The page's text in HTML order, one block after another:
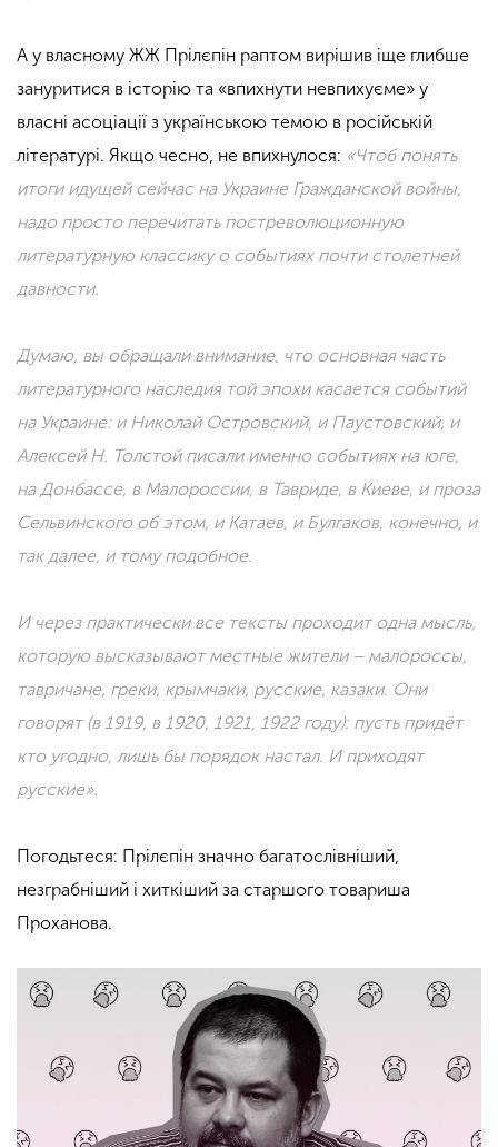
А у власному ЖЖ Прілєпін раптом вирішив іще глибше
зануритися в історію та «впихнути невпихуєме» у
власні асоціації з українською темою в російській
літературі. Якщо чесно, не впихнулося: «Чтоб понять
итоги идущей сейчас на Украине Гражданской войны,
надо просто перечитать постреволюционную
литературную классику о событиях почти столетней
давности.
Думаю, вы обращали внимание, что основная часть
литературного наследия той эпохи касается событий
на Украине: и Николай Островский, и Паустовский, и
Алексей Н. Толстой писали именно событиях на юге,
на Донбассе, в Малороссии, в Тавриде, в Киеве, и проза
Сельвинского об этом, и Катаев, и Булгаков, конечно, и
так далее, и тому подобное.
И через практически все тексты проходит одна мысль,
которую высказывают местные жители – малороссы,
тавричане, греки, крымчаки, русские, казаки. Они
говорят (в 1919, в 1920, 1921, 1922 году): пусть придёт
кто угодно, лишь бы порядок настал. И приходят
русские».
Погодьтеся: Прілєпін значно багатослівніший,
незграбніший і хиткіший за старшого товариша
Проханова.